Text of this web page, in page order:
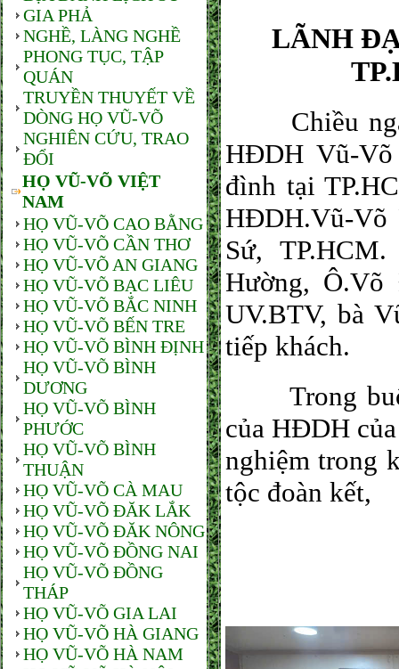
GIA PHẢ
NGHỀ, LÀNG NGHỀ
PHONG TỤC, TẬP
QUÁN
TRUYỀN THUYẾT VỀ
DÒNG HỌ VŨ-VÕ
NGHIÊN CỨU, TRAO
ĐỔI
HỌ VŨ-VÕ VIỆT
NAM
HỌ VŨ-VÕ CAO BẰNG
HỌ VŨ-VÕ CẦN THƠ
HỌ VŨ-VÕ AN GIANG
HỌ VŨ-VÕ BẠC LIÊU
HỌ VŨ-VÕ BẮC NINH
HỌ VŨ-VÕ BẾN TRE
HỌ VŨ-VÕ BÌNH ĐỊNH
HỌ VŨ-VÕ BÌNH
DƯƠNG
HỌ VŨ-VÕ BÌNH
PHƯỚC
HỌ VŨ-VÕ BÌNH
THUẬN
HỌ VŨ-VÕ CÀ MAU
HỌ VŨ-VÕ ĐĂK LẮK
HỌ VŨ-VÕ ĐĂK NÔNG
HỌ VŨ-VÕ ĐỒNG NAI
HỌ VŨ-VÕ ĐỒNG
THÁP
HỌ VŨ-VÕ GIA LAI
HỌ VŨ-VÕ HÀ GIANG
HỌ VŨ-VÕ HÀ NAM
LÃNH
Chiều ngày
HĐDH Vũ-
đình tại
HĐDH.Vũ-Võ
Sứ,
Hường,
UV.BTV, bà
tiếp khách.
Trong buổi
của HĐDH
nghiệm trong
tộc đoàn kết,